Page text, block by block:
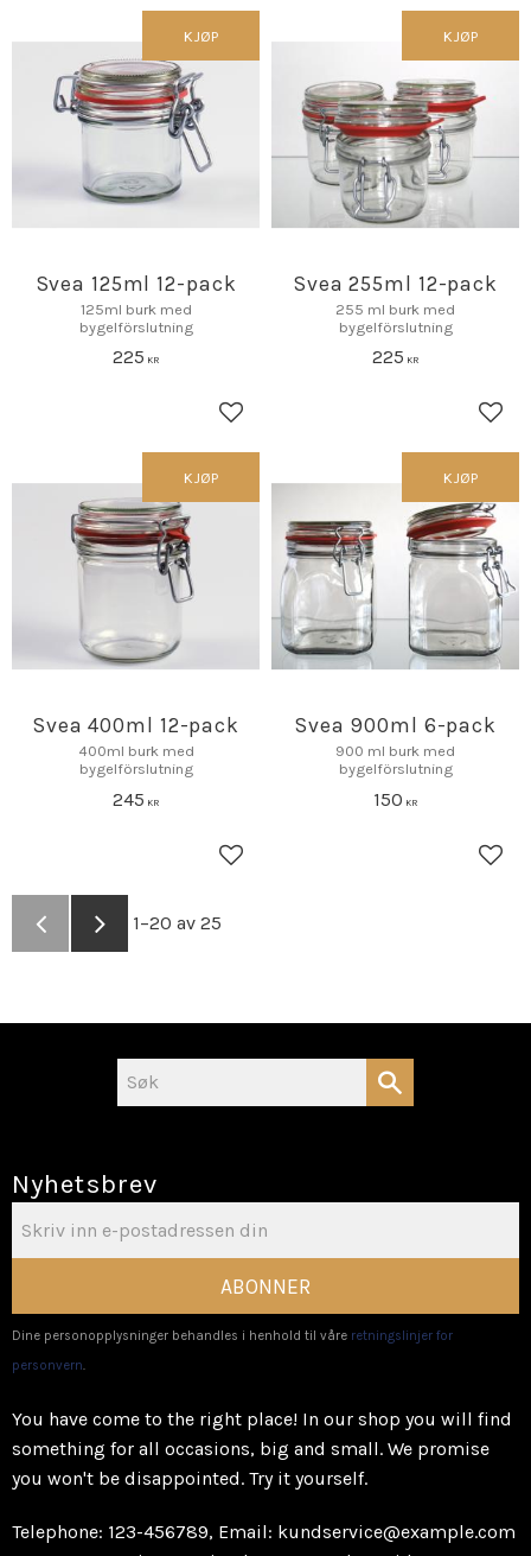
Svea 125ml 12-pack
125ml burk med
bygelförslutning
225 KR
Lagre som favoritt
KJØP
Svea 255ml 12-pack
255 ml burk med
bygelförslutning
225 KR
KJØP
Svea 400ml 12-pack
400ml burk med
bygelförslutning
245 KR
Lagre som favoritt
KJØP
Svea 900ml 6-pack
900 ml burk med
bygelförslutning
150 KR
KJØP
1–20 av 25
Nyhetsbrev
ABONNER
Dine personopplysninger behandles i henhold til våre retningslinjer for
personvern.
You have come to the right place! In our shop you will find
something for all occasions, big and small. We promise
you won't be disappointed. Try it yourself.
Telephone: 123-456789, Email: kundservice@example.com